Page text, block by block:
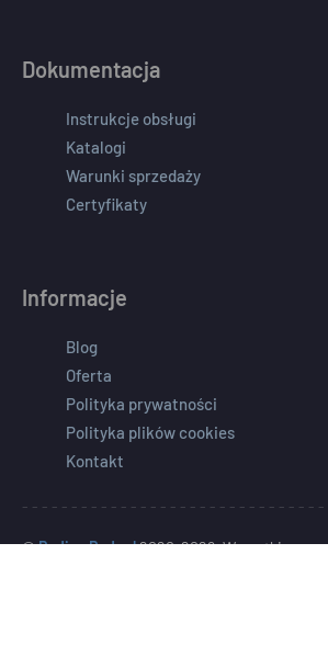
Dokumentacja
Instrukcje obsługi
Katalogi
Warunki sprzedaży
Certyfikaty
Informacje
Blog
Oferta
Polityka prywatności
Polityka plików cookies
Kontakt
- - - - - - - - - - - - - - - - - - - - - - - - - - - - - - -
©Radius Radpol2020-2026. Wszystkie